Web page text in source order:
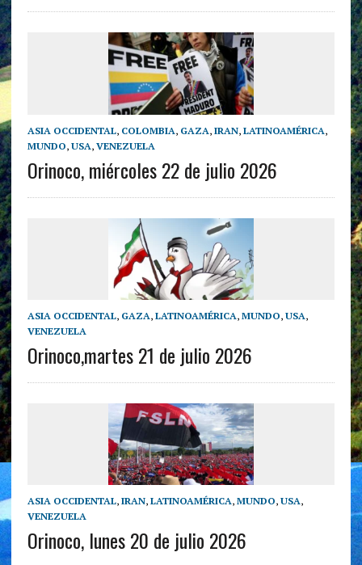
ASIA OCCIDENTAL, COLOMBIA, GAZA, IRAN, LATINOAMÉRICA,
MUNDO, USA, VENEZUELA
Orinoco, miércoles 22 de julio 2026
ASIA OCCIDENTAL, GAZA, LATINOAMÉRICA, MUNDO, USA,
VENEZUELA
Orinoco,martes 21 de julio 2026
ASIA OCCIDENTAL, IRAN, LATINOAMÉRICA, MUNDO, USA,
VENEZUELA
Orinoco, lunes 20 de julio 2026